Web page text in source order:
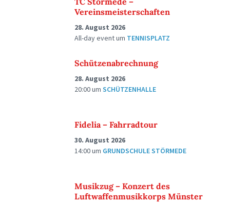
Vereinsmeisterschaften
28. August 2026
All-day eventum TENNISPLATZ
Schützenabrechnung
28. August 2026
20:00um SCHÜTZENHALLE
Fidelia – Fahrradtour
30. August 2026
14:00um GRUNDSCHULE STÖRMEDE
Musikzug – Konzert des
Luftwaffenmusikkorps Münster